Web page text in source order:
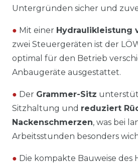
Untergründen sicher und
● Mit einer Hydraulikleistung
zwei Steuergeräten ist der
optimal für den Betrieb
Anbaugeräte ausgestattet.
● Der Grammer-Sitz
Sitzhaltung und reduziert
Nackenschmerzen, was bei
Arbeitsstunden besonders
● Die kompakte Bauweise des